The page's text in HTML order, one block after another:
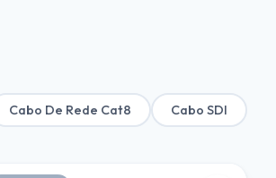
Cabo De Rede Cat8 Cabo SDI